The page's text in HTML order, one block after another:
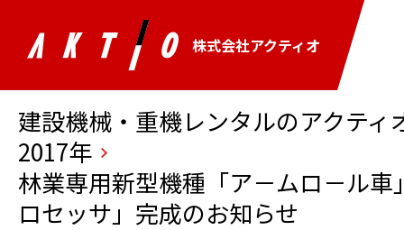
株式会社アクティオ
建設機械・重機レンタルのアクティ
2017年
林業専用新型機種「ア－ムロ－ル車
ロセッサ」完成のお知らせ